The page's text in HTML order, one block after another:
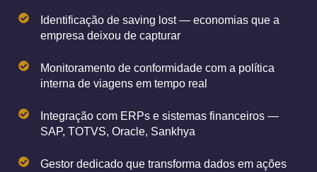
Identificação de saving lost — economias que a
empresa deixou de capturar
Monitoramento de conformidade com a política
interna de viagens em tempo real
Integração com ERPs e sistemas financeiros —
SAP, TOTVS, Oracle, Sankhya
Gestor dedicado que transforma dados em ações